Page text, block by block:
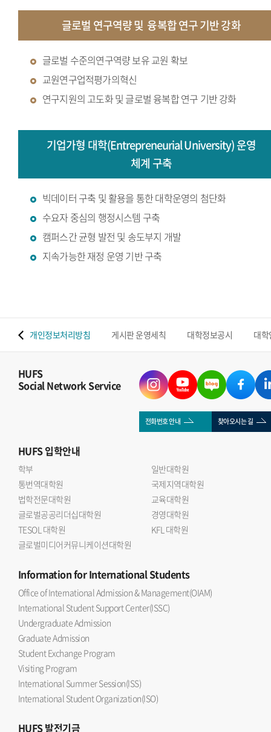
글로벌 연구역량 및 융복합 연구 기반 강화
글로벌 수준의연구역량 보유 교원 확보
교원연구업적평가의혁신
연구지원의 고도화 및 글로벌 융복합 연구 기반 강화
기업가형 대학(Entrepreneurial University) 운영
체계 구축
빅데이터 구축 및 활용을 통한 대학운영의 첨단화
수요자 중심의 행정시스템 구축
캠퍼스간 균형 발전 및 송도부지 개발
지속가능한 재정 운영 기반 구축
개인정보처리방침 게시판 운영세칙 대학정보공시 대
HUFS
Social Network Service
전화번호 안내 찾아오시는 길
HUFS입학안내
학부
일반대학원
통번역대학원
국제지역대학원
법학전문대학원
교육대학원
글로벌공공리더십대학원
경영대학원
TESOL 대학원
KFL 대학원
글로벌미디어커뮤니케이션대학원
Informationfor International Students
Office of International Admission & Management(OIAM)
International Student Support Center(ISSC)
Undergraduate Admission
Graduate Admission
Student Exchange Program
Visiting Program
International Summer Session(ISS)
International Student Organization(ISO)
HUFS발전기금